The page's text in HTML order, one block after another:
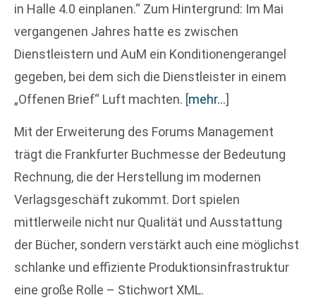
in Halle 4.0 einplanen.“ Zum Hintergrund: Im Mai
vergangenen Jahres hatte es zwischen
Dienstleistern und AuM ein Konditionengerangel
gegeben, bei dem sich die Dienstleister in einem
„Offenen Brief“ Luft machten. [mehr…]
Mit der Erweiterung des Forums Management
trägt die Frankfurter Buchmesse der Bedeutung
Rechnung, die der Herstellung im modernen
Verlagsgeschäft zukommt. Dort spielen
mittlerweile nicht nur Qualität und Ausstattung
der Bücher, sondern verstärkt auch eine möglichst
schlanke und effiziente Produktionsinfrastruktur
eine große Rolle – Stichwort XML.